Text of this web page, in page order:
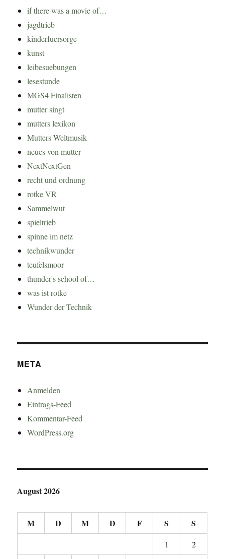
if there was a movie of…
jagdtrieb
kinderfuersorge
kunst
leibesuebungen
lesestunde
MGS4 Finalisten
mutter singt
mutters lexikon
Mutters Weltmusik
neues von mutter
NextNextGen
recht und ordnung
rotke VR
Sammelwut
spieltrieb
spinne im netz
technikwunder
teufelsmoor
thunder's school of…
was ist rotke
Wunder der Technik
META
Anmelden
Eintrags-Feed
Kommentar-Feed
WordPress.org
August 2026
M D M D F S S
1
2